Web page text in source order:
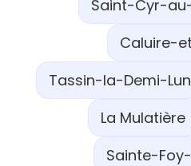
Saint-Cyr-
Caluire-
Tassin-la-Demi-
La Mulatière
Sainte-